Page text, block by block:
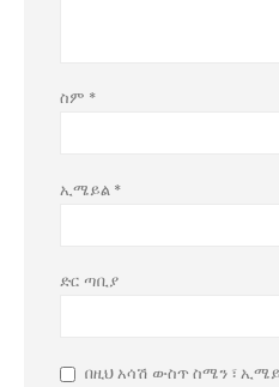
ስም *
ኢሜይል *
ድር ጣቢያ
በዚህ አሳሽ ውስጥ ስሜን ፣